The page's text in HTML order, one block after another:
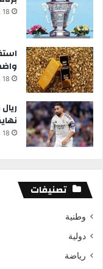
18 مايو 2026
18 مايو 2026
18 مايو 2026
تصنيفات
وطنية
دولية
رياضة